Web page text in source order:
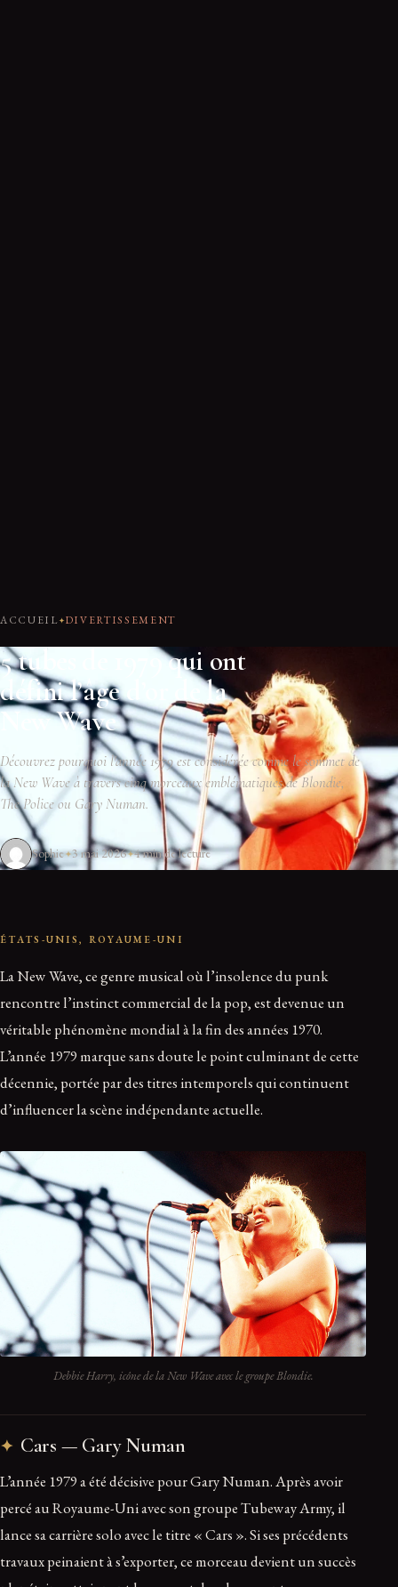
ACCUEIL DIVERTISSEMENT
5 tubes de 1979 qui ont
défini l’âge d’or de la
New Wave
Découvrez pourquoi l'année 1979 est considérée comme le sommet de
la New Wave à travers cinq morceaux emblématiques de Blondie,
The Police ou Gary Numan.
Sophie 3 mai 2026 4 min de lecture
ÉTATS-UNIS, ROYAUME-UNI
La New Wave, ce genre musical où l’insolence du punk
rencontre l’instinct commercial de la pop, est devenue un
véritable phénomène mondial à la fin des années 1970.
L’année 1979 marque sans doute le point culminant de cette
décennie, portée par des titres intemporels qui continuent
d’influencer la scène indépendante actuelle.
Debbie Harry, icône de la New Wave avec le groupe Blondie.
Cars — Gary Numan
L’année 1979 a été décisive pour Gary Numan. Après avoir
percé au Royaume-Uni avec son groupe Tubeway Army, il
lance sa carrière solo avec le titre « Cars ». Si ses précédents
travaux peinaient à s’exporter, ce morceau devient un succès